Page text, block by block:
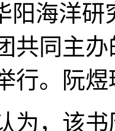
阳海洋
共同主
行。阮煜
，该书